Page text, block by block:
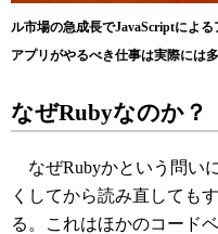
ル市場の急成長でJavaScriptによ
アプリがやるべき仕事は実際には
なぜRubyなのか？
なぜRubyかという問い
くしてから読み直しても
る。これはほかのコード